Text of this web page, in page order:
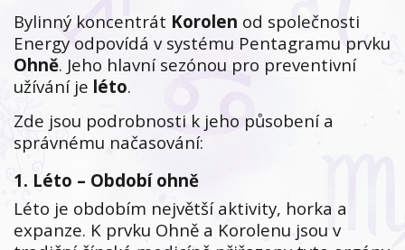
Bylinný koncentrát Korolen od společnosti
Energy odpovídá v systému Pentagramu prvku
Ohně. Jeho hlavní sezónou pro preventivní
užívání je léto.
Zde jsou podrobnosti k jeho působení a
správnému načasování:
1. Léto – Období ohně
Léto je obdobím největší aktivity, horka a
expanze. K prvku Ohně a Korolenu jsou v